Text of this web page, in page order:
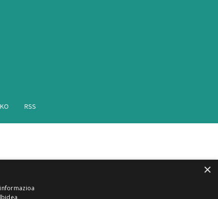
RSS
×